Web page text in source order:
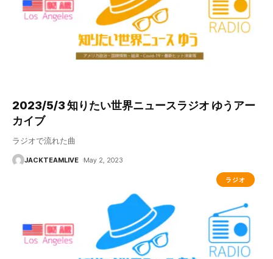
2023/5/3 知りたい世界ニュースラジオ ゆうアー
カイブ
ラジオで流れた曲
JACKTEAMLIVE May 2, 2023
ラジオ